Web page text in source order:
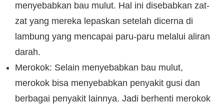
menyebabkan bau mulut. Hal ini disebabkan zat-
zat yang mereka lepaskan setelah dicerna di
lambung yang mencapai paru-paru melalui aliran
darah.
Merokok: Selain menyebabkan bau mulut,
merokok bisa menyebabkan penyakit gusi dan
berbagai penyakit lainnya. Jadi berhenti merokok